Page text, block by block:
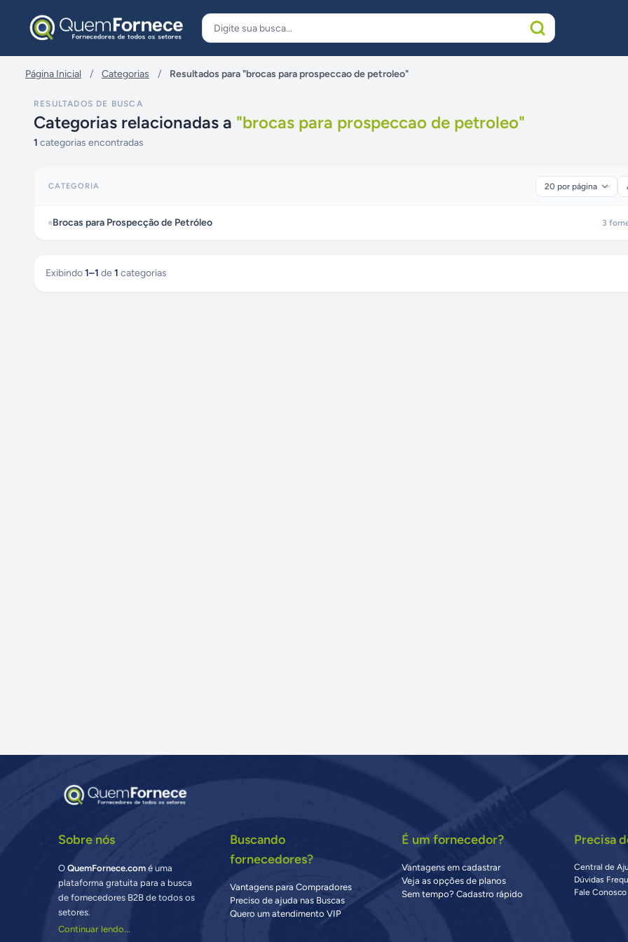
Página Inicial / Categorias / Resultados para "brocas para prospeccao de petroleo"
RESULTADOS DE BUSCA
Categorias relacionadas a "brocas para prospeccao de petroleo"
1 categorias encontradas
CATEGORIA
Brocas para Prospecção de Petróleo 3
Exibindo1–1 de 1 categorias
Sobre nós
OQuemFornece.com é uma
plataforma gratuita para a busca
de fornecedores B2B de todos os
setores.
Continuar lendo...
Buscando
fornecedores?
Vantagens para Compradores
Preciso de ajuda nas Buscas
Quero um atendimento VIP
É um fornecedor?
Vantagens em cadastrar
Veja as opções de planos
Sem tempo? Cadastro rápido
Precisa
Central de
Dúvidas
Fale Conosco